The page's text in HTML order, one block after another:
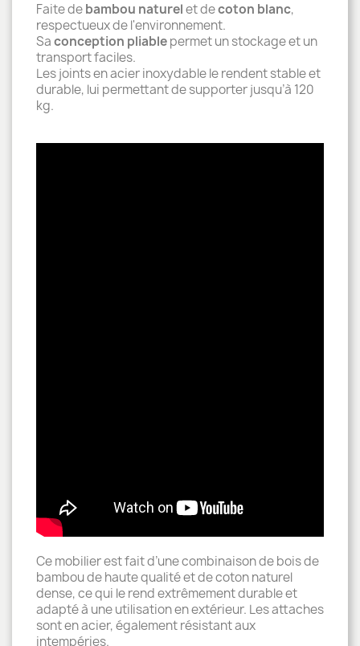
Faite debambou naturelet decoton blanc,
respectueux de l'environnement.
Saconception pliablepermet un stockage et un
transport faciles.
Les joints en acier inoxydable le rendent stable et
durable, lui permettant de supporter jusqu’à 120
kg.
Ce mobilier est fait d’une combinaison de bois de
bambou de haute qualité et de coton naturel
dense, ce qui le rend extrêmement durable et
adapté à une utilisation en extérieur. Les attaches
sont en acier, également résistant aux
intempéries.